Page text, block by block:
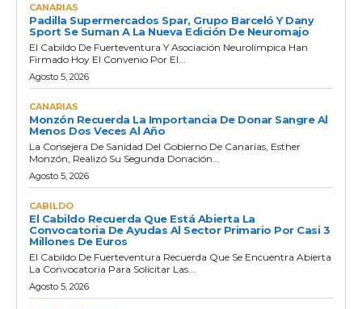
CANARIAS
Padilla Supermercados Spar, Grupo Barceló Y Dany
Sport Se Suman A La Nueva Edición De Neuromajo
El Cabildo De Fuerteventura Y Asociación Neurolímpica Han
Firmado Hoy El Convenio Por El...
Agosto 5, 2026
CANARIAS
Monzón Recuerda La Importancia De Donar Sangre Al
Menos Dos Veces Al Año
La Consejera De Sanidad Del Gobierno De Canarias, Esther
Monzón, Realizó Su Segunda Donación...
Agosto 5, 2026
CABILDO
El Cabildo Recuerda Que Está Abierta La
Convocatoria De Ayudas Al Sector Primario Por Casi 3
Millones De Euros
El Cabildo De Fuerteventura Recuerda Que Se Encuentra Abierta
La Convocatoria Para Solicitar Las...
Agosto 5, 2026